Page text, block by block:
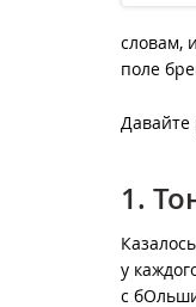
словам,
поле
Давайте
1.
у
с